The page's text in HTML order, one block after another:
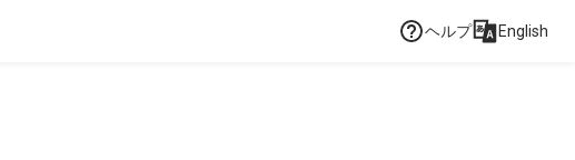
ヘルプ English